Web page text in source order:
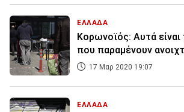
ΕΛΛΑΔΑ
Κορωνοϊός: Αυτά
που παραμένουν
17 Μαρ 2020 19:07
ΕΛΛΑΔΑ